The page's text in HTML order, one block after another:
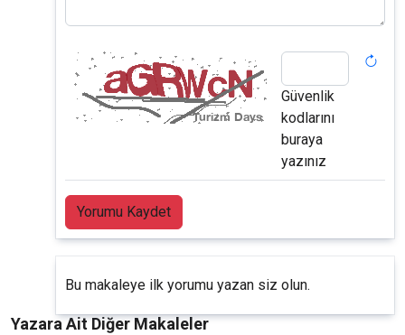
Güvenlik
kodlarını
buraya
yazınız
Yorumu Kaydet
Bu makaleye ilk yorumu yazan siz olun.
Yazara Ait Diğer Makaleler